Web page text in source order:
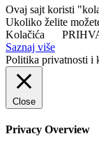
Ovaj sajt koristi
Ukoliko želite
Kolačića
Saznaj više
Politika privatnosti i
Close
Privacy Overview